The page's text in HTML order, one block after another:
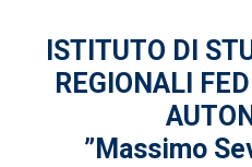
ISTITUTO DI
REGIONALI
”Massimo